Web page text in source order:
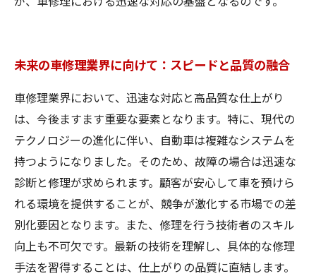
未来の車修理業界に向けて：スピードと品質の融合
車修理業界において、迅速な対応と高品質な仕上がり
は、今後ますます重要な要素となります。特に、現代の
テクノロジーの進化に伴い、自動車は複雑なシステムを
持つようになりました。そのため、故障の場合は迅速な
診断と修理が求められます。顧客が安心して車を預けら
れる環境を提供することが、競争が激化する市場での差
別化要因となります。また、修理を行う技術者のスキル
向上も不可欠です。最新の技術を理解し、具体的な修理
手法を習得することは、仕上がりの品質に直結します。